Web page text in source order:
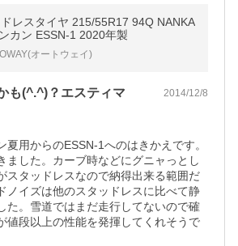
レスタイヤ 215/55R17 94Q NANKA
カン ESSN-1 2020年製
オートウェイ)
も(^.^)？エスティマ 2014/12/8
夏用からのESSN-1へのはきかえです。
ました。カーブ時などにグニャっとし
スタッドレスなので納得出来る範囲だ
ノイズは他のスタッドレスに比べて静
た。雪道ではまだ走行してないので確
値段以上の性能を発揮してくれそうで